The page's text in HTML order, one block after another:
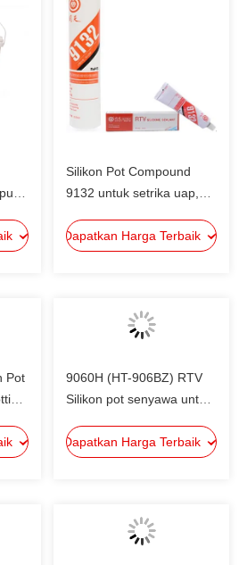
Silikon Pot Compound
9132 untuk setrika uap,
Dapatkan Harga Terbaik
Pot
9060H (HT-906BZ) RTV
Silikon pot senyawa untuk
Dapatkan Harga Terbaik